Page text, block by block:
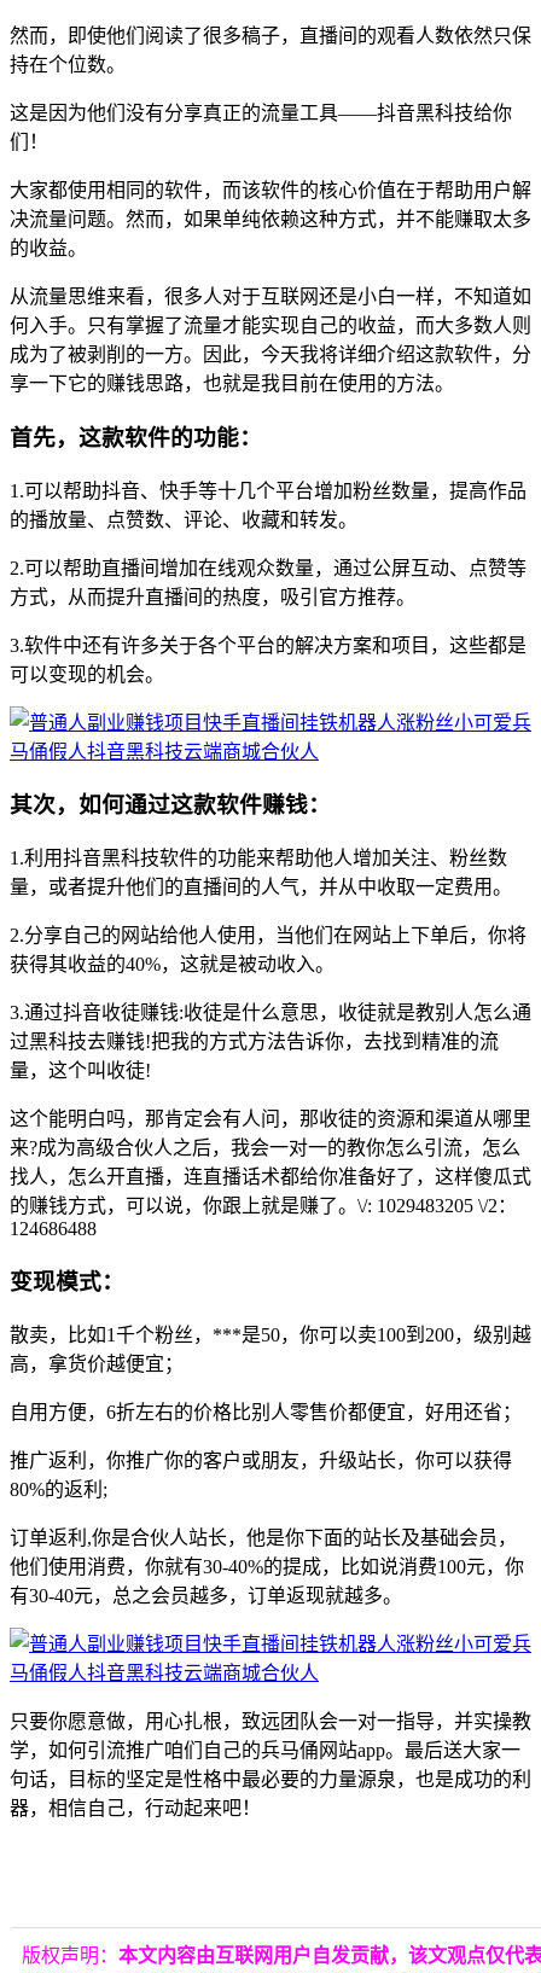
然而，即使他们阅读了很多稿子，直播间的观看人数依然只保
持在个位数。
这是因为他们没有分享真正的流量工具——抖音黑科技给你
们！
大家都使用相同的软件，而该软件的核心价值在于帮助用户解
决流量问题。然而，如果单纯依赖这种方式，并不能赚取太多
的收益。
从流量思维来看，很多人对于互联网还是小白一样，不知道如
何入手。只有掌握了流量才能实现自己的收益，而大多数人则
成为了被剥削的一方。因此，今天我将详细介绍这款软件，分
享一下它的赚钱思路，也就是我目前在使用的方法。
首先，这款软件的功能：
1.可以帮助抖音、快手等十几个平台增加粉丝数量，提高作品
的播放量、点赞数、评论、收藏和转发。
2.可以帮助直播间增加在线观众数量，通过公屏互动、点赞等
方式，从而提升直播间的热度，吸引官方推荐。
3.软件中还有许多关于各个平台的解决方案和项目，这些都是
可以变现的机会。
其次，如何通过这款软件赚钱：
1.利用抖音黑科技软件的功能来帮助他人增加关注、粉丝数
量，或者提升他们的直播间的人气，并从中收取一定费用。
2.分享自己的网站给他人使用，当他们在网站上下单后，你将
获得其收益的40%，这就是被动收入。
3.通过抖音收徒赚钱:收徒是什么意思，收徒就是教别人怎么通
过黑科技去赚钱!把我的方式方法告诉你，去找到精准的流
量，这个叫收徒!
这个能明白吗，那肯定会有人问，那收徒的资源和渠道从哪里
来?成为高级合伙人之后，我会一对一的教你怎么引流，怎么
找人，怎么开直播，连直播话术都给你准备好了，这样傻瓜式
的赚钱方式，可以说，你跟上就是赚了。\/: 1029483205 \/2：
124686488
变现模式：
散卖，比如1千个粉丝，***是50，你可以卖100到200，级别越
高，拿货价越便宜；
自用方便，6折左右的价格比别人零售价都便宜，好用还省；
推广返利，你推广你的客户或朋友，升级站长，你可以获得
80%的返利;
订单返利,你是合伙人站长，他是你下面的站长及基础会员，
他们使用消费，你就有30-40%的提成，比如说消费100元，你
有30-40元，总之会员越多，订单返现就越多。
只要你愿意做，用心扎根，致远团队会一对一指导，并实操教
学，如何引流推广咱们自己的兵马俑网站app。最后送大家一
句话，目标的坚定是性格中最必要的力量源泉，也是成功的利
器，相信自己，行动起来吧！
版权声明： 本文内容由互联网用户自发贡献，该文观点仅代